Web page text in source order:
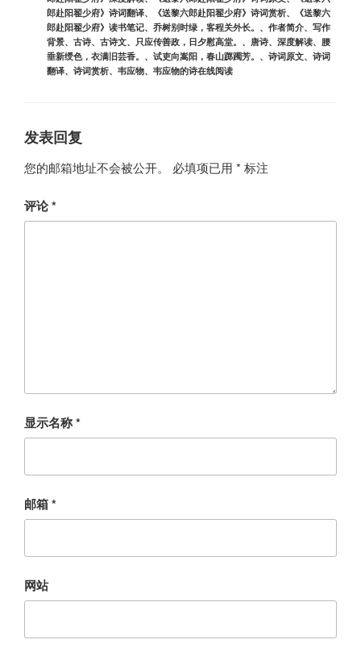
郎赴阳翟少府》诗词翻译、 《送黎六郎赴阳翟少府》诗词赏析、
《送黎六
郎赴阳翟少府》读书笔记、 乔树别时绿，客程关外长。 、 作者简介、 写作
背景、 古诗、 古诗文、 只应传善政，日夕慰高堂。 、 唐诗、 深度解读、 腰
垂新绶色，衣满旧芸香。 、 试吏向嵩阳，春山踯躅芳。 、 诗词原文、 诗词
翻译、 诗词赏析、 韦应物、 韦应物的诗在线阅读
发表回复
您的邮箱地址不会被公开。 必填项已用 * 标注
评论*
显示名称*
邮箱*
网站